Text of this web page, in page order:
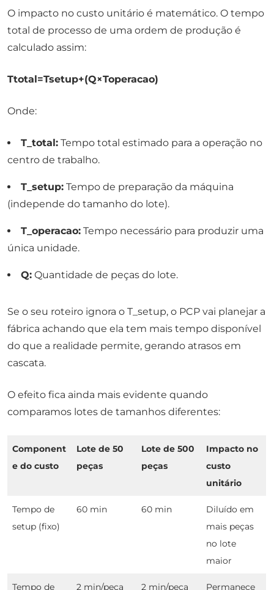
O impacto no custo unitário é matemático. O tempo
total de processo de uma ordem de produção é
calculado assim:
Ttotal​=Tsetup​+(Q×Toperacao​)
Onde:
T_total: Tempo total estimado para a operação no
centro de trabalho.
T_setup: Tempo de preparação da máquina
(independe do tamanho do lote).
T_operacao: Tempo necessário para produzir uma
única unidade.
Q: Quantidade de peças do lote.
Se o seu roteiro ignora o T_setup, o PCP vai planejar a
fábrica achando que ela tem mais tempo disponível
do que a realidade permite, gerando atrasos em
cascata.
O efeito fica ainda mais evidente quando
comparamos lotes de tamanhos diferentes:
Component
e do custo
Lote de 50
peças
Lote de 500
peças
Impacto no
custo
unitário
Tempo de
setup (fixo)
60 min 60 min
Diluído em
mais peças
no lote
maior
Tempo de 2 min/peça 2 min/peça Permanece